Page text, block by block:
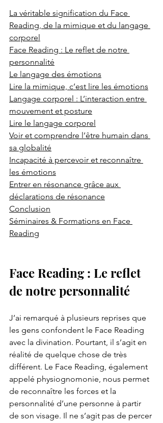
La véritable signification du Face
Reading, de la mimique et du langage
corporel
Face Reading : Le reflet de notre
personnalité
Le langage des émotions
Lire la mimique, c’est lire les émotions
Langage corporel : L’interaction entre
mouvement et posture
Lire le langage corporel
Voir et comprendre l’être humain dans
sa globalité
Incapacité à percevoir et reconnaître
les émotions
Entrer en résonance grâce aux
déclarations de résonance
Conclusion
Séminaires & Formations en Face
Reading
Face Reading : Le reflet
de notre personnalité
J’ai remarqué à plusieurs reprises que
les gens confondent le Face Reading
avec la divination. Pourtant, il s’agit en
réalité de quelque chose de très
différent. Le Face Reading, également
appelé physiognomonie, nous permet
de reconnaître les forces et la
personnalité d’une personne à partir
de son visage. Il ne s’agit pas de percer